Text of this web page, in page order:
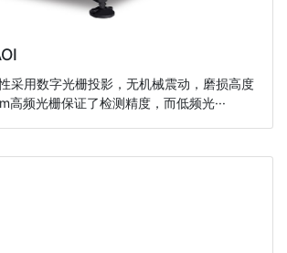
采用数字光栅投影，无机械震动，磨损高度
高频光栅保证了检测精度，而低频光···